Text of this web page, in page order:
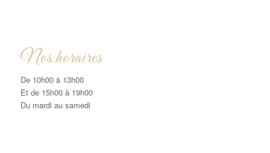
Nos horaires
De 10h00 à 13h00
Et de 15h00 à 19h00
Du mardi au samedi